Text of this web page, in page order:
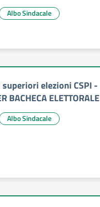
Albo Sindacale
elezioni CSPI -
BACHECA ELETTORALE
Albo Sindacale